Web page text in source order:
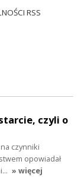
RSS
czyli o
czynniki
opowiadał
» więcej